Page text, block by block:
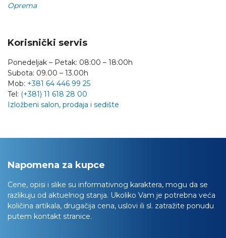
Oprema
Korisnički servis
Ponedeljak – Petak: 08:00 – 18:00h
Subota: 09.00 – 13.00h
Mob: +381 64 446 99 25
Tel: (+381) 11 618 28 00
Izložbeni salon, prodaja i sedište
Napomena za kupce
Cene, opisi i slike su informativnog karaktera, mogu da se
razlikuju od aktuelnog stanja. Ukoliko Vam je potrebna veća
količina artikala, drugačija cena, uslovi ili sl. zatražite ponudu
putem kontakt stranice.